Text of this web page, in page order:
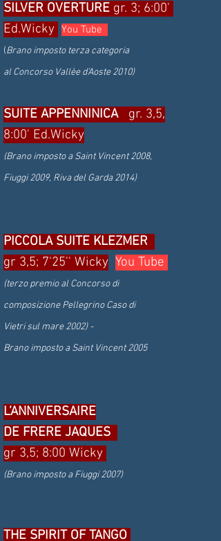
SILVER OVERTURE gr. 3; 6:00'
Ed.Wicky You Tube
(Brano imposto terza categoria
al Concorso Vallèe d’Aoste 2010)
SUITE APPENNINICA
gr. 3,5,
8:00' Ed.Wicky
(Brano imposto a Saint Vincent 2008,
Fiuggi 2009, Riva del Garda 2014)
PICCOLA SUITE KLEZMER
gr 3,5; 7'25'' Wicky You Tube
(terzo premio al Concorso di
composizione Pellegrino Caso di
Vietri sul mare 2002) -
Brano imposto a Saint Vincent 2005
L’ANNIVERSAIRE
DE FRERE JAQUES
gr 3,5; 8:00 Wicky
(Brano imposto a Fiuggi 2007)
THE SPIRIT OF TANGO